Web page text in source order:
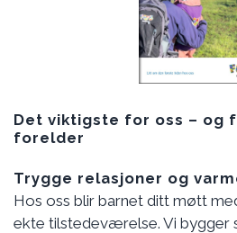
Det viktigste for oss – og
forelder
Trygge relasjoner og
Hos oss blir barnet ditt møtt
ekte tilstedeværelse. Vi bygger